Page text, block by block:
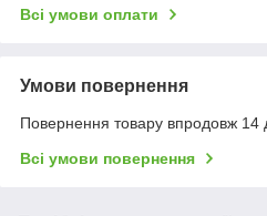
Всі умови оплати
Умови повернення
Повернення товару впродовж 14
Всі умови повернення